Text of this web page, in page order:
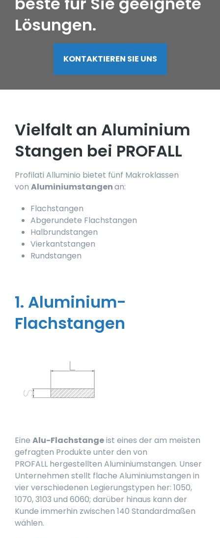
Lösungen.
KONTAKTIEREN SIE UNS
Vielfalt an Aluminium
Stangen bei PROFALL
Profilati Alluminio bietet fünf Makroklassen
von Aluminiumstangenan:
Flachstangen
Abgerundete Flachstangen
Halbrundstangen
Vierkantstangen
Rundstangen
1. Aluminium-
Flachstangen
Eine Alu-Flachstangeist eines der am meisten
gefragten Produkte unter den von
PROFALL hergestellten Aluminiumstangen. Unser
Unternehmen stellt flache Aluminiumstangen in
vier verschiedenen Legierungstypen her: 1050,
1070, 3103 und 6060; darüber hinaus kann der
Kunde immerhin zwischen 140 Standardmaßen
wählen.